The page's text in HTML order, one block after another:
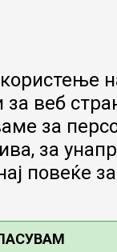
веб
за
за
повеќе